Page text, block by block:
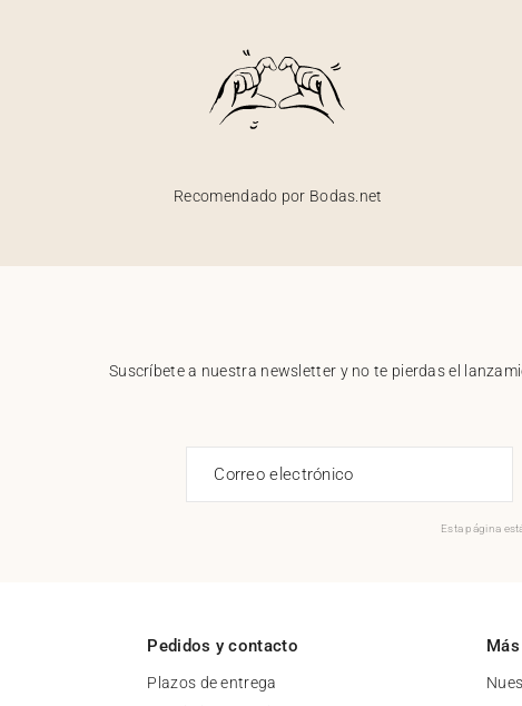
Recomendado por Bodas.net
Suscríbete a nuestra newsletter y no te pierdas el
Correo electrónico
Esta página
Pedidos y contacto
Plazos de entrega